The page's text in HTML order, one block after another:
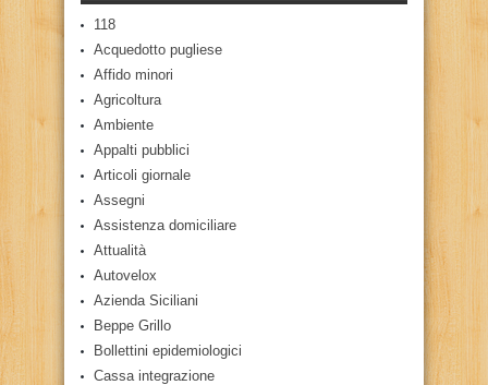
118
Acquedotto pugliese
Affido minori
Agricoltura
Ambiente
Appalti pubblici
Articoli giornale
Assegni
Assistenza domiciliare
Attualità
Autovelox
Azienda Siciliani
Beppe Grillo
Bollettini epidemiologici
Cassa integrazione